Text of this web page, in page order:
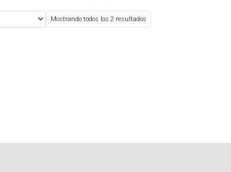
Mostrando todos los 2 resultados